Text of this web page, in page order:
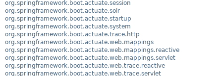
org.springframework.boot.actuate.session
org.springframework.boot.actuate.solr
org.springframework.boot.actuate.startup
org.springframework.boot.actuate.system
org.springframework.boot.actuate.trace.http
org.springframework.boot.actuate.web.mappings
org.springframework.boot.actuate.web.mappings.reactive
org.springframework.boot.actuate.web.mappings.servlet
org.springframework.boot.actuate.web.trace.reactive
org.springframework.boot.actuate.web.trace.servlet